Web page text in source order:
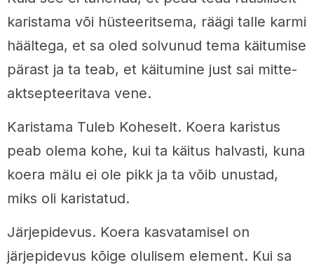
karistama või hüsteeritsema, räägi talle karmi
häältega, et sa oled solvunud tema käitumise
pärast ja ta teab, et käitumine just sai mitte-
aktsepteeritava vene.
Karistama Tuleb Koheselt. Koera karistus
peab olema kohe, kui ta käitus halvasti, kuna
koera mälu ei ole pikk ja ta võib unustad,
miks oli karistatud.
Järjepidevus. Koera kasvatamisel on
järjepidevus kõige olulisem element. Kui sa